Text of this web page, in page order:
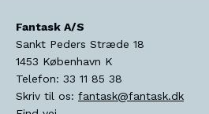
Fantask A/S
Sankt Peders Stræde 18
1453 København K
Telefon: 33 11 85 38
Skriv til os: fantask@fantask.dk